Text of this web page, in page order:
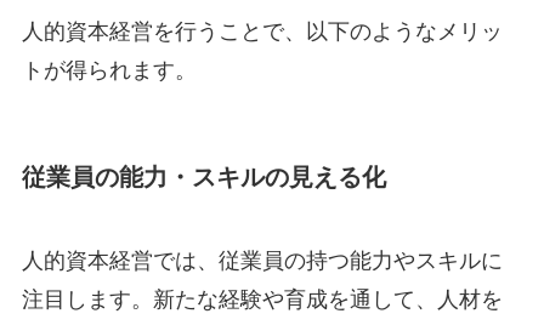
人的資本経営を行うことで、以下のようなメリッ
トが得られます。
従業員の能力・スキルの見える化
人的資本経営では、従業員の持つ能力やスキルに
注目します。新たな経験や育成を通して、人材を